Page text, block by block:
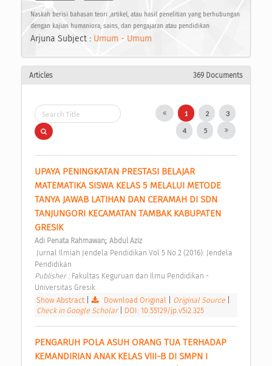
Naskah berisi bahasan teori ,artikel, atau hasil penelitian yang berhubungan
dengan kajian humaniora, sains, dan pengajaran atau pendidikan
Arjuna Subject : Umum - Umum
Articles 369 Documents
1 2 3
4 5
UPAYA PENINGKATAN PRESTASI BELAJAR
MATEMATIKA SISWA KELAS 5 MELALUI METODE
TANYA JAWAB LATIHAN DAN CERAMAH DI SDN
TANJUNGORI KECAMATAN TAMBAK KABUPATEN
GRESIK
Adi Penata Rahmawan; Abdul Aziz
Pendidikan
Publisher : Fakultas Keguruan dan Ilmu Pendidikan -
Universitas Gresik
Show Abstract| Download Original Original Source
Check in Google Scholar
DOI: 10.55129/jp.v5i2.325
PENGARUH POLA ASUH ORANG TUA TERHADAP
KEMANDIRIAN ANAK KELAS VIII-B DI SMPN I